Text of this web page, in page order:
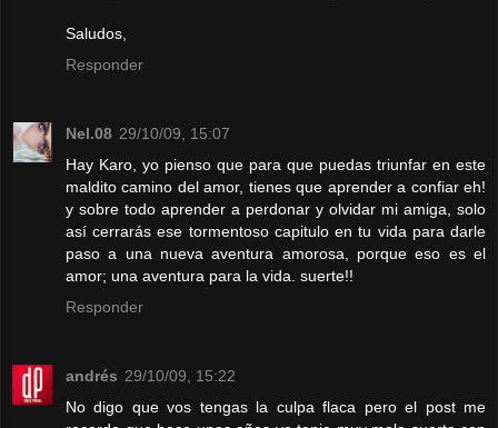
Saludos,
Responder
Nel.08 29/10/09, 15:07
Hay Karo, yo pienso que para que puedas triunfar en este
maldito camino del amor, tienes que aprender a confiar eh!
y sobre todo aprender a perdonar y olvidar mi amiga, solo
así cerrarás ese tormentoso capitulo en tu vida para darle
paso a una nueva aventura amorosa, porque eso es el
amor; una aventura para la vida. suerte!!
Responder
andrés 29/10/09, 15:22
No digo que vos tengas la culpa flaca pero el post me